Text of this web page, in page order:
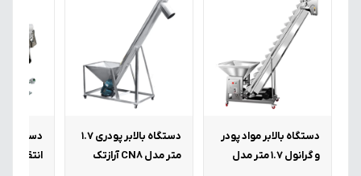
دستگاه بالابر مواد پودر
و گرانول 1.7 متر مدل
دستگاه بالابر پودری 1.7
متر مدل CN8 آرازتک
دستگاه
انتقال